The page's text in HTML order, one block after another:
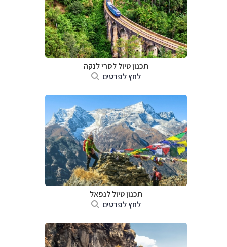
תכנון טיוללסרי לנקה
לחץ לפרטים
תכנון טיול לנפאל
לחץ לפרטים